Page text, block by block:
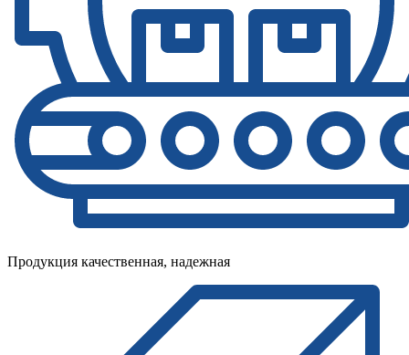
Продукция качественная, надежная